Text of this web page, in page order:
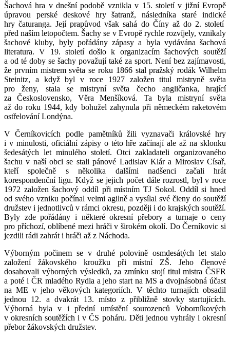
Šachová hra v dnešní podobě vznikla v 15. století v jižní Evropě
úpravou perské deskové hry šatranž, následníka staré indické
hry čaturanga. Její prapůvod však sahá do Číny až do 2. století
před naším letopočtem. Šachy se v Evropě rychle rozvíjely, vznikaly
šachové kluby, byly pořádány zápasy a byla vydávána šachová
literatura. V 19. století došlo k organizacím šachových soutěží
a od té doby se šachy považují také za sport. Není bez zajímavosti,
že prvním mistrem světa se roku 1866 stal pražský rodák Wilhelm
Steinitz, a když byl v roce 1927 založen titul mistryně světa
pro ženy, stala se mistryní světa čecho angličanka, hrající
za Československo, Věra Menšíková. Ta byla mistryní světa
až do roku 1944, kdy bohužel zahynula při německém raketovém
ostřelování Londýna.
V Černíkovicích podle pamětníků žili vyznavači královské hry
i v minulosti, oficiální zápisy o této hře začínají ale až na sklonku
šedesátých let minulého století. Otci zakladateli organizovaného
šachu v naší obci se stali pánové Ladislav Klár a Miroslav Císař,
kteří společně s několika dalšími nadšenci začali hrát
korespondenční ligu. Když se jejich počet dále rozrostl, byl v roce
1972 založen šachový oddíl při místním TJ Sokol. Oddíl si hned
od svého vzniku počínal velmi agilně a vysílal své členy do soutěží
družstev i jednotlivců v rámci okresu, později i do krajských soutěží.
Byly zde pořádány i některé okresní přebory a turnaje o ceny
pro příchozí, oblíbené mezi hráči v širokém okolí. Do Černíkovic si
jezdili rádi zahrát i hráči až z Náchoda.
Výborným počinem se v druhé polovině osmdesátých let stalo
založení žákovského kroužku při místní ZŠ. Jeho členové
dosahovali výborných výsledků, za zmínku stojí titul mistra ČSFR
a poté i ČR mladého Rydla a jeho start na MS a dvojnásobná účast
na ME v jeho věkových kategoriích. V těchto turnajích obsadil
jednou 12. a dvakrát 13. místo z přibližně stovky startujících.
Výborná byla v i přední umístění sourozenců Voborníkových
v okresních soutěžích i v ČS poháru. Děti jednou vyhrály i okresní
přebor žákovských družstev.